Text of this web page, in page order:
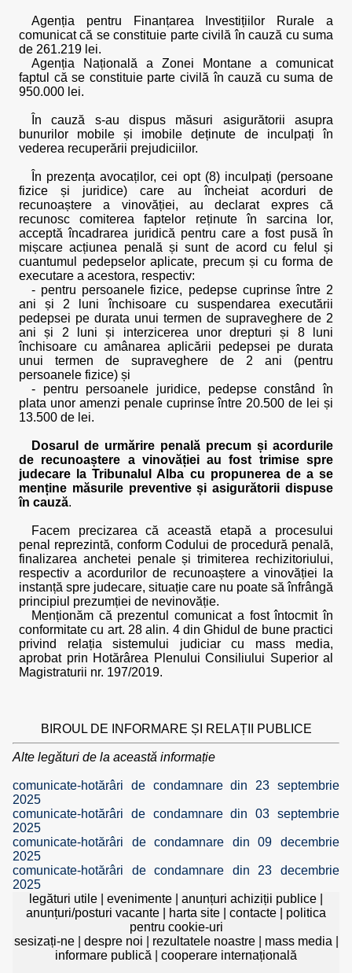
Agenția pentru Finanțarea Investițiilor Rurale a
comunicat că se constituie parte civilă în cauză cu suma
de 261.219 lei.
Agenția Națională a Zonei Montane a comunicat
faptul că se constituie parte civilă în cauză cu suma de
950.000 lei.
În cauză s-au dispus măsuri asigurătorii asupra
bunurilor mobile și imobile deținute de inculpați în
vederea recuperării prejudiciilor.
În prezența avocaților, cei opt (8) inculpați (persoane
fizice și juridice) care au încheiat acorduri de
recunoaștere a vinovăției, au declarat expres că
recunosc comiterea faptelor reținute în sarcina lor,
acceptă încadrarea juridică pentru care a fost pusă în
mișcare acțiunea penală și sunt de acord cu felul și
cuantumul pedepselor aplicate, precum și cu forma de
executare a acestora, respectiv:
- pentru persoanele fizice, pedepse cuprinse între 2
ani și 2 luni închisoare cu suspendarea executării
pedepsei pe durata unui termen de supraveghere de 2
ani și 2 luni și interzicerea unor drepturi și 8 luni
închisoare cu amânarea aplicării pedepsei pe durata
unui termen de supraveghere de 2 ani (pentru
persoanele fizice) și
- pentru persoanele juridice, pedepse constând în
plata unor amenzi penale cuprinse între 20.500 de lei și
13.500 de lei.
Dosarul de urmărire penală precum și acordurile
de recunoaștere a vinovăției au fost trimise spre
judecare la Tribunalul Alba cu propunerea de a se
menține măsurile preventive și asigurătorii dispuse
în cauză.
Facem precizarea că această etapă a procesului
penal reprezintă, conform Codului de procedură penală,
finalizarea anchetei penale și trimiterea rechizitoriului,
respectiv a acordurilor de recunoaștere a vinovăției la
instanță spre judecare, situație care nu poate să înfrângă
principiul prezumției de nevinovăție.
Menționăm că prezentul comunicat a fost întocmit în
conformitate cu art. 28 alin. 4 din Ghidul de bune practici
privind relația sistemului judiciar cu mass media,
aprobat prin Hotărârea Plenului Consiliului Superior al
Magistraturii nr. 197/2019.
BIROUL DE INFORMARE ȘI RELAȚII PUBLICE
Alte legături de la această informație
comunicate-hotărâri de condamnare din 23 septembrie
2025
comunicate-hotărâri de condamnare din 03 septembrie
2025
comunicate-hotărâri de condamnare din 09 decembrie
2025
comunicate-hotărâri de condamnare din 23 decembrie
2025
legături utile
evenimente anunțuri achiziții publice
anunțuri/posturi vacante
harta site contacte
politica
pentru cookie-uri
sesizați-ne| despre noi rezultatele noastre| mass media
informare publică
cooperare internațională